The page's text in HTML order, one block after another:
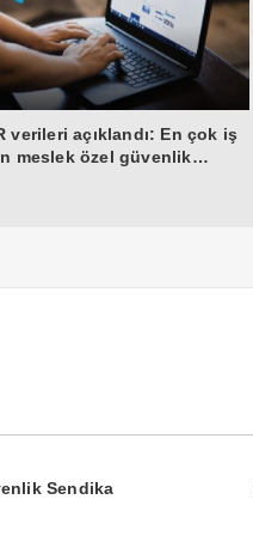
verileri açıklandı: En çok iş
meslek özel güvenlik…
Sendika